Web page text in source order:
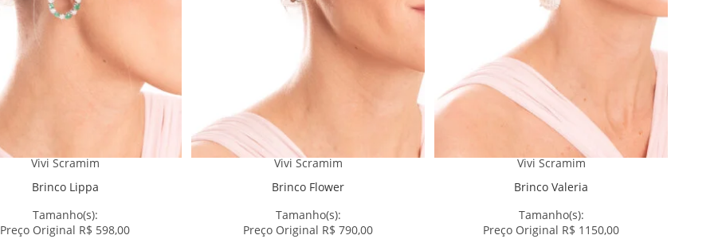
Vivi Scramim
Brinco Lippa
Tamanho(s):
Preço Original R$ 598,00
Vivi Scramim
Brinco Flower
Tamanho(s):
Preço Original R$ 790,00
Vivi Scramim
Brinco Valeria
Tamanho(s):
Preço Original R$ 1150,00